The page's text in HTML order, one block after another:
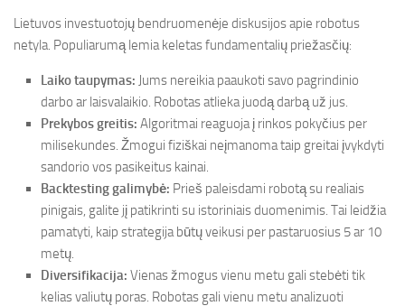
Lietuvos investuotojų bendruomenėje diskusijos apie robotus
netyla. Populiarumą lemia keletas fundamentalių priežasčių:
Laiko taupymas: Jums nereikia paaukoti savo pagrindinio
darbo ar laisvalaikio. Robotas atlieka juodą darbą už jus.
Prekybos greitis: Algoritmai reaguoja į rinkos pokyčius per
milisekundes. Žmogui fiziškai neįmanoma taip greitai įvykdyti
sandorio vos pasikeitus kainai.
Backtesting galimybė: Prieš paleisdami robotą su realiais
pinigais, galite jį patikrinti su istoriniais duomenimis. Tai leidžia
pamatyti, kaip strategija būtų veikusi per pastaruosius 5 ar 10
metų.
Diversifikacija: Vienas žmogus vienu metu gali stebėti tik
kelias valiutų poras. Robotas gali vienu metu analizuoti